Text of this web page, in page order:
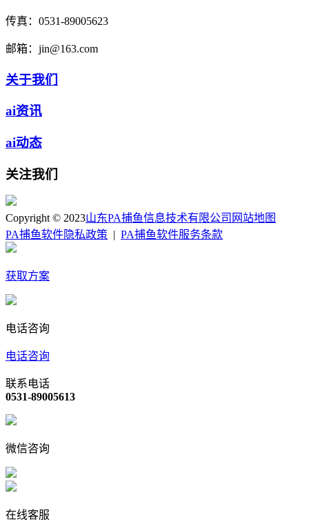
传真： 0531-89005623
邮箱： jin@163.com
关于我们
ai资讯
ai动态
关注我们
Copyright © 2023山东PA捕鱼信息技术有限公司 网站地图
PA捕鱼软件隐私政策
PA捕鱼软件服务条款
获取方案
电话咨询
电话咨询
联系电话
0531-89005613
微信咨询
在线客服